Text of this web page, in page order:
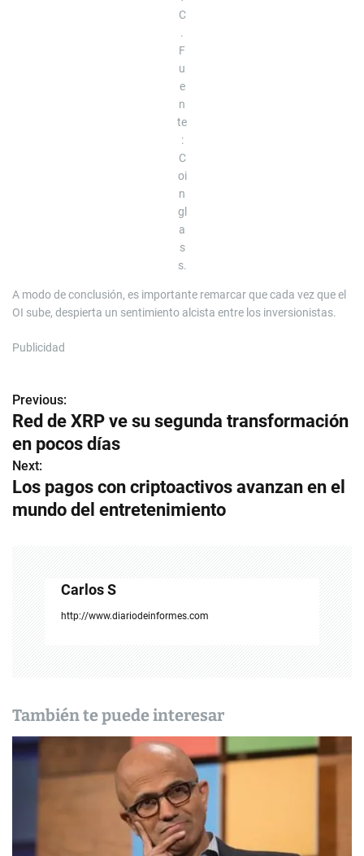
C
.
F
u
e
n
te
:
C
oi
n
gl
a
s
s.
A modo de conclusión, es importante remarcar que cada vez que el
OI sube, despierta un sentimiento alcista entre los inversionistas.
Publicidad
N
a
v
e
d
e
t
Previous:
Red de XRP ve su segunda transformación
en pocos días
Next:
Los pagos con criptoactivos avanzan en el
mundo del entretenimiento
Carlos S
http://www.diariodeinformes.com
También te puede interesar